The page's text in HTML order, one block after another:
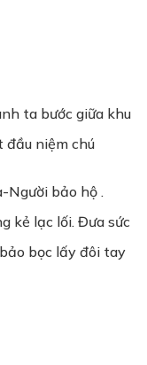
ta bước giữa khu
niệm chú
Người bảo hộ .
kẻ lạc lối. Đưa sức
bọc lấy đôi tay